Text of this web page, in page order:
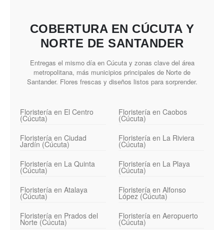
COBERTURA EN CÚCUTA Y
NORTE DE SANTANDER
Entregas el mismo día en Cúcuta y zonas clave del área
metropolitana, más municipios principales de Norte de
Santander. Flores frescas y diseños listos para sorprender.
Floristería en El Centro
(Cúcuta)
Floristería en Caobos
(Cúcuta)
Floristería en Ciudad
Jardín (Cúcuta)
Floristería en La Riviera
(Cúcuta)
Floristería en La Quinta
(Cúcuta)
Floristería en La Playa
(Cúcuta)
Floristería en Atalaya
(Cúcuta)
Floristería en Alfonso
López (Cúcuta)
Floristería en Prados del
Norte (Cúcuta)
Floristería en Aeropuerto
(Cúcuta)